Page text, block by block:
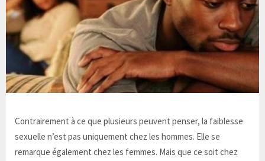
Contrairement à ce que plusieurs peuvent penser, la faiblesse
sexuelle n’est pas uniquement chez les hommes. Elle se
remarque également chez les femmes. Mais que ce soit chez